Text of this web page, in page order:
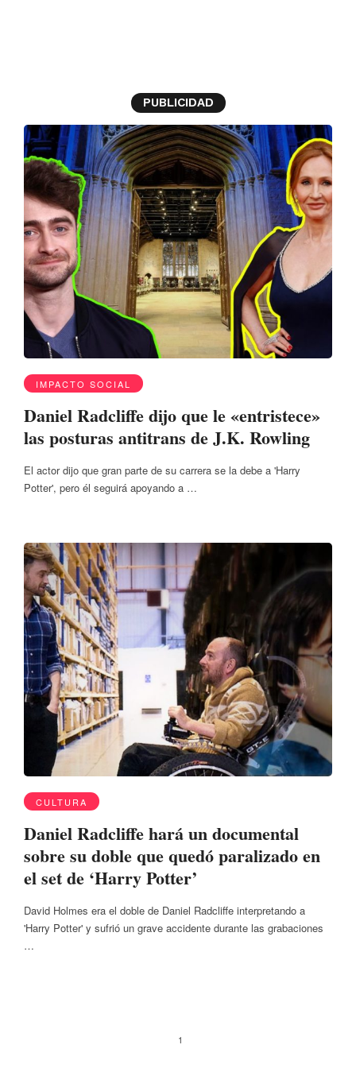
PUBLICIDAD
IMPACTO SOCIAL
Daniel Radcliffe dijo que le «entristece»
las posturas antitrans de J.K. Rowling
El actor dijo que gran parte de su carrera se la debe a 'Harry
Potter', pero él seguirá apoyando a …
CULTURA
Daniel Radcliffe hará un documental
sobre su doble que quedó paralizado en
el set de ‘Harry Potter’
David Holmes era el doble de Daniel Radcliffe interpretando a
'Harry Potter' y sufrió un grave accidente durante las grabaciones
…
1